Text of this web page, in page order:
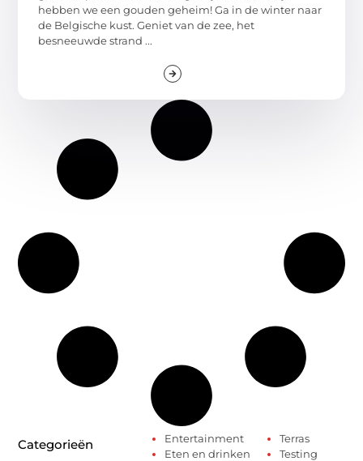
hebben we een gouden geheim! Ga in de winter naar
de Belgische kust. Geniet van de zee, het
besneeuwde strand ...
Categorieën
Entertainment
Eten en drinken
Terras
Testing